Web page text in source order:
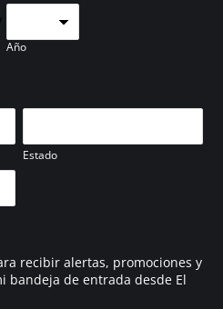
Año
Estado
recibir alertas, promociones y
bandeja de entrada desde El